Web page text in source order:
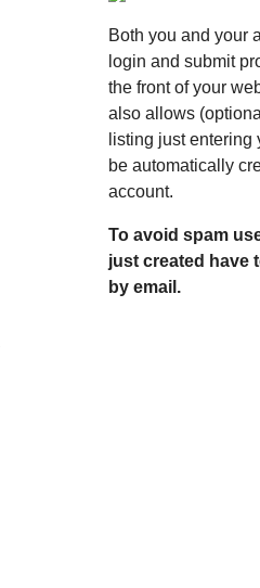
Both you and your
login and submit
the front of your
also allows
listing just entering
be automatically
account.
To avoid spam
just created have
by email.